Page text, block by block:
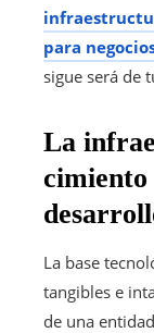
para
sigue será de
La
cimiento
La base
tangibles e
de una